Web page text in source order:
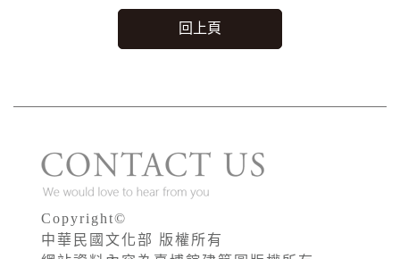
回上頁
Copyright©
中華民國文化部 版權所有